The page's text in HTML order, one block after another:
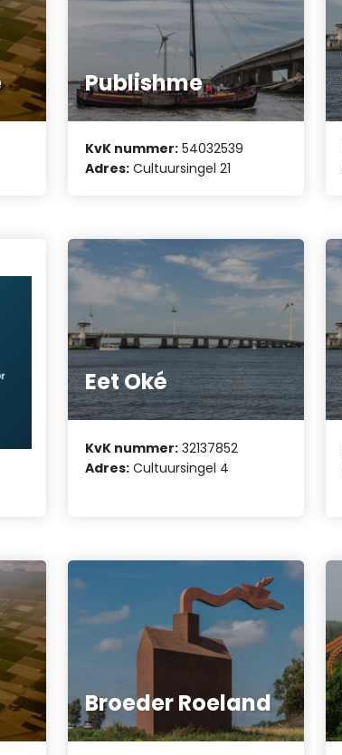
Publishme
KvK nummer: 54032539
Adres: Cultuursingel 21
Eet Oké
KvK nummer: 32137852
Adres: Cultuursingel 4
Broeder Roeland